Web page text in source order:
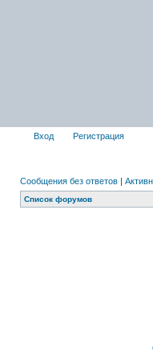
Вход Регистрация
Сообщения без ответов |
Список форумов